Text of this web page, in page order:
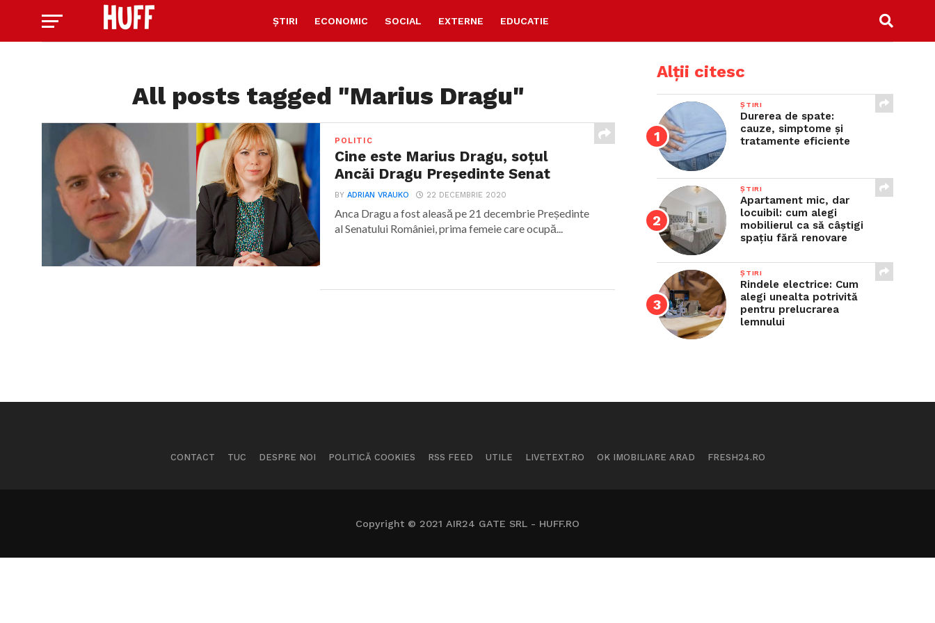
ȘTIRI ECONOMIC SOCIAL EXTERNE EDUCATIE
All posts tagged "Marius Dragu"
POLITIC
Cine este Marius Dragu, soțul
Ancăi Dragu Președinte Senat
BYADRIAN VRAUKO 22 DECEMBRIE 2020
Anca Dragu a fost aleasă pe 21 decembrie Președinte
al Senatului României, prima femeie care ocupă...
Alții citesc
ȘTIRI
Durerea de spate:
cauze, simptome și
tratamente eficiente
ȘTIRI
Apartament mic, dar
locuibil: cum alegi
mobilierul ca să câștigi
spațiu fără renovare
ȘTIRI
Rindele electrice: Cum
alegi unealta potrivită
pentru prelucrarea
lemnului
CONTACT TUC DESPRE NOI POLITICĂ COOKIES RSS FEED UTILE LIVETEXT.RO OK IMOBILIARE ARAD FRESH24.RO
Copyright © 2021 AIR24 GATE SRL - HUFF.RO